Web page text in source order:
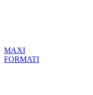
MAXI
FORMATI